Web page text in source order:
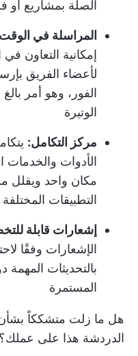
الصلة بمشاريع أو
المراسلة في
إمكانية التعاون
لأعضاء الفريق
الفور، وهو أمر
الوتيرة
مركز التكامل:
الأدوات
مكان واحد ويقلل
التطبيقات المختلفة
إشعارات قابلة
الإشعارات وفقًا
بالتحديثات
المستمرة
هل ما زلت متشككاً بشأن
الدردشة هذا على